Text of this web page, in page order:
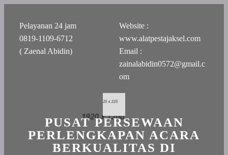
Pelayanan 24 jam
0819-1109-6712
( Zaenal Abidin)
Website :
www.alatpestajaksel.com
Email :
zainalabidin0572@gmail.c
om
PUSAT PERSEWAAN
PERLENGKAPAN ACARA
BERKUALITAS DI